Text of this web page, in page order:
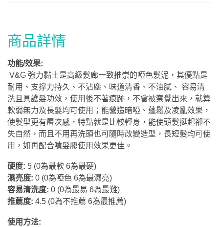
商品詳情
功能/效果:
V&G 強力黏土是高級髮廊一致推崇的啞色髮泥，其優點是
耐用、 支撑力持久、不沾塵 、味道清香、不油膩、 容易清
洗且具護髮功效，使用後不著痕跡 ，不會被察覺出來，就算
軟弱無力及長髮均可使用；能營造暗啞、蓬鬆及凌亂效果，
使髮型更有層次感，特點就是比較輕身，能使頭髮挺起卻不
失自然，而且不用再洗頭也可隨時改變造型，長短髮均可使
用，如再配合噴髮膠使用效果更佳。
硬度: 5 (0為最軟 6為最硬)
濕亮度: 0 (0為啞色 6為最濕亮)
容易清洗度: 0 (0為最易 6為最難)
推薦度: 4.5 (0為不推薦 6為最推薦)
使用方法: